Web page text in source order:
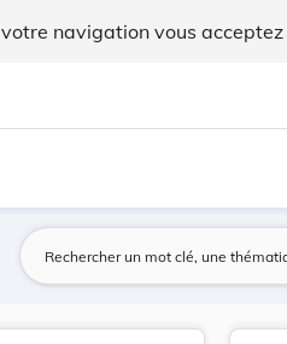
navigation vous